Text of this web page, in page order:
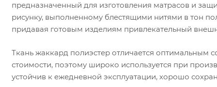
предназначенный для изготовления матрасов и
рисунку, выполненному блестящими нитями в тон
придавая готовым изделиям привлекательный
Ткань жаккард полиэстер отличается оптимальным
стоимости, поэтому широко используется при
устойчив к ежедневной эксплуатации, хорошо